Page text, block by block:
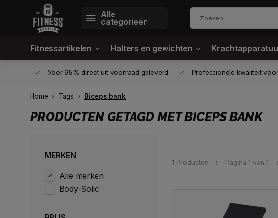
Alle
categorieën
Fitnessartikelen Halters en gewichten
Voor 95% direct uit voorraad geleverd Professionele kwaliteit voor
Home Tags Biceps bank
PRODUCTEN GETAGD MET BICEPS BANK
MERKEN
Alle merken
Body-Solid
1 Producten Pagina 1 van 1